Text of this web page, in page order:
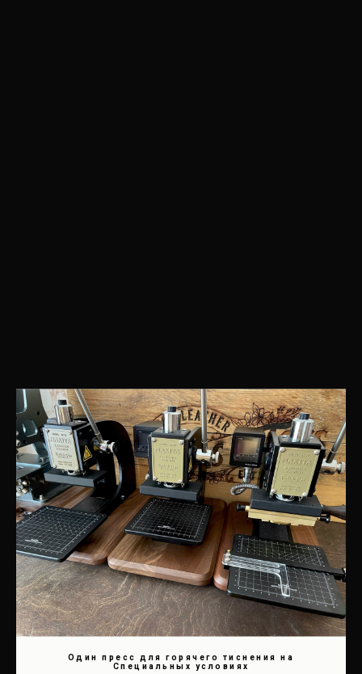
Один пресс для горячего тиснения на
Специальных условиях